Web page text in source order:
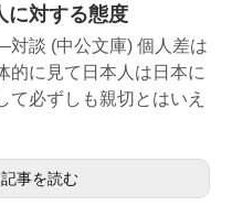
に対する態度
対談 (中公文庫) 個人差は
的に見て日本人は日本に
て必ずしも親切とはいえ
記事を読む